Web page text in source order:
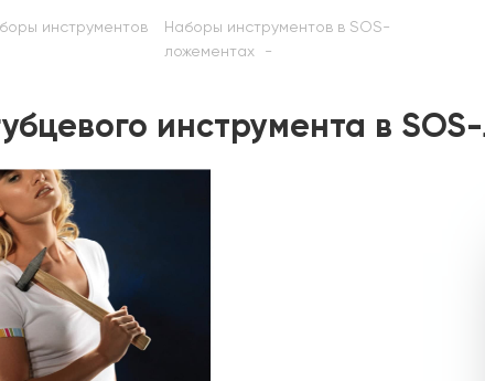
инструментов
Наборы инструментов в SOS-
ложементах
инструмента в SOS-